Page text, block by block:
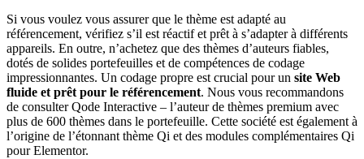
Si vous voulez vous assurer que le thème est adapté au
référencement, vérifiez s’il est réactif et prêt à s’adapter à différents
appareils. En outre, n’achetez que des thèmes d’auteurs fiables,
dotés de solides portefeuilles et de compétences de codage
impressionnantes. Un codage propre est crucial pour un site Web
fluide et prêt pour le référencement. Nous vous recommandons
de consulter Qode Interactive – l’auteur de thèmes premium avec
plus de 600 thèmes dans le portefeuille. Cette société est également à
l’origine de l’étonnant thème Qi et des modules complémentaires Qi
pour Elementor.